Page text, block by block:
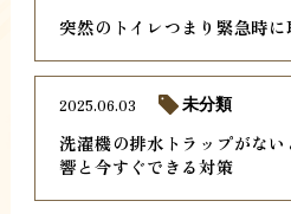
突然のトイレつまり緊急時
洗濯機の排水トラップがな
響と今すぐできる対策
2025.06.03 未分類